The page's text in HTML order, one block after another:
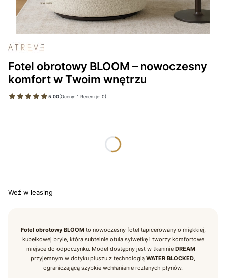
Fotel obrotowy BLOOM – nowoczesny
komfort w Twoim wnętrzu
5.00(Oceny: 1 Recenzje: 0)
Weź w leasing
Fotel obrotowy BLOOMto nowoczesny fotel tapicerowany o miękkiej,
kubełkowej bryle, która subtelnie otula sylwetkę i tworzy komfortowe
miejsce do odpoczynku. Model dostępny jest w tkaninie DREAM –
przyjemnym w dotyku pluszu z technologią WATER BLOCKED,
ograniczającą szybkie wchłanianie rozlanych płynów.